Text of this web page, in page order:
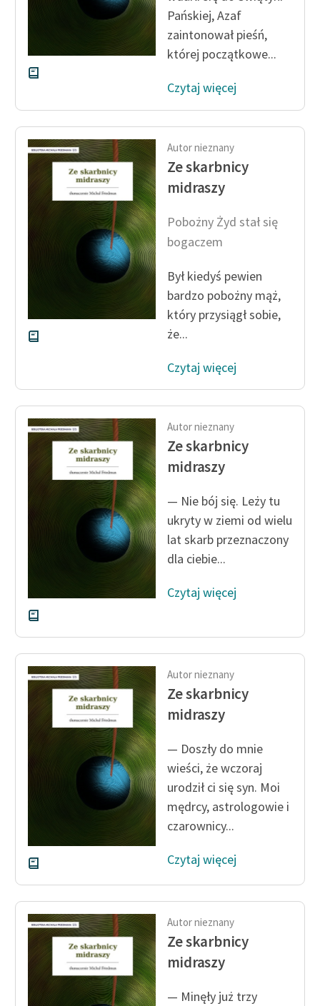
Pańskiej, Azaf
zaintonował pieśń,
której początkowe...
Czytaj więcej
Autor nieznany
Ze skarbnicy
midraszy
Pobożny Żyd stał się
bogaczem
Był kiedyś pewien
bardzo pobożny mąż,
który przysiągł sobie,
że...
Czytaj więcej
Autor nieznany
Ze skarbnicy
midraszy
— Nie bój się. Leży tu
ukryty w ziemi od wielu
lat skarb przeznaczony
dla ciebie...
Czytaj więcej
Autor nieznany
Ze skarbnicy
midraszy
— Doszły do mnie
wieści, że wczoraj
urodził ci się syn. Moi
mędrcy, astrologowie i
czarownicy...
Czytaj więcej
Autor nieznany
Ze skarbnicy
midraszy
— Minęły już trzy